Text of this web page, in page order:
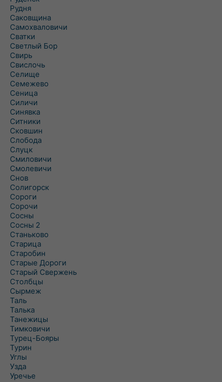
Рудня
Саковщина
Самохваловичи
Сватки
Светлый Бор
Свирь
Свислочь
Селище
Семежево
Сеница
Силичи
Синявка
Ситники
Сковшин
Слобода
Слуцк
Смиловичи
Смолевичи
Снов
Солигорск
Сороги
Сорочи
Сосны
Сосны 2
Станьково
Старица
Старобин
Старые Дороги
Старый Свержень
Столбцы
Сырмеж
Таль
Талька
Танежицы
Тимковичи
Турец-Бояры
Турин
Углы
Узда
Уречье